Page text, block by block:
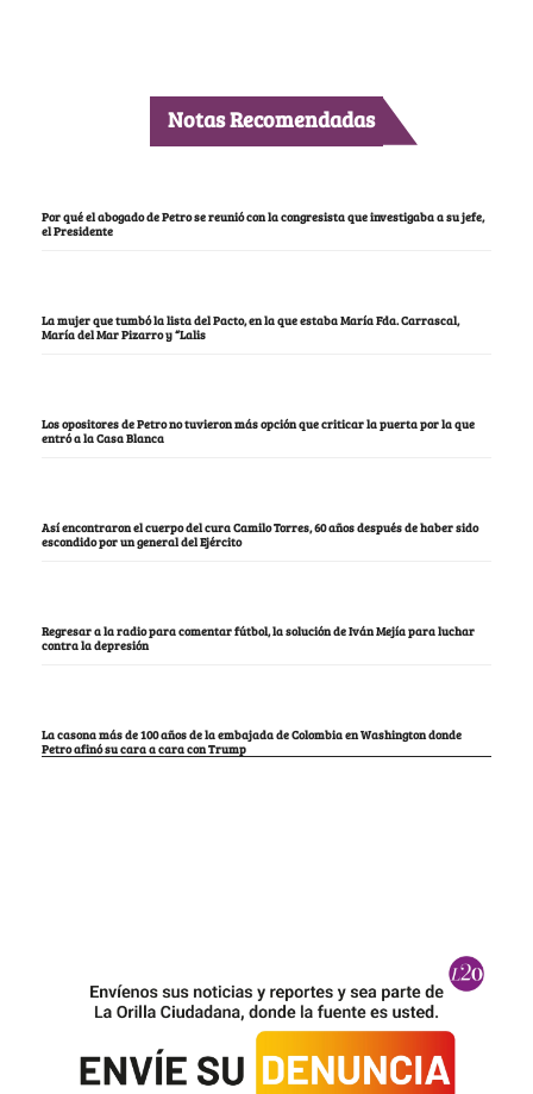
Notas Recomendadas
Por qué el abogado de Petro se reunió con la congresista que investigaba a su jefe,
el Presidente
La mujer que tumbó la lista del Pacto, en la que estaba María Fda. Carrascal,
María del Mar Pizarro y “Lalis
Los opositores de Petro no tuvieron más opción que criticar la puerta por la que
entró a la Casa Blanca
Así encontraron el cuerpo del cura Camilo Torres, 60 años después de haber sido
escondido por un general del Ejército
Regresar a la radio para comentar fútbol, la solución de Iván Mejía para luchar
contra la depresión
La casona más de 100 años de la embajada de Colombia en Washington donde
Petro afinó su cara a cara con Trump